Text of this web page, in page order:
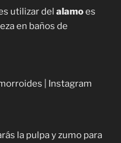
utilizar del alamoes
en baños de
| Instagram
la pulpa y zumo para